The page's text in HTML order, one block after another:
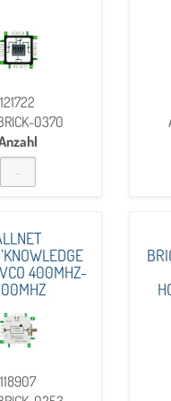
121722
0370
400MHZ-
118907